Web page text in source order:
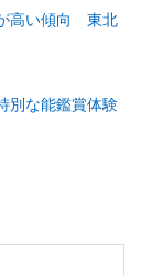
高い傾向 東北
別な能鑑賞体験